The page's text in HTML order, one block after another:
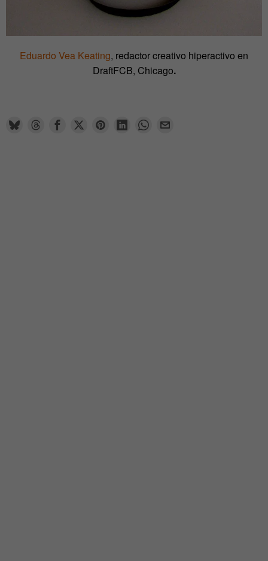
Eduardo Vea Keating, redactor creativo hiperactivo en
DraftFCB, Chicago.